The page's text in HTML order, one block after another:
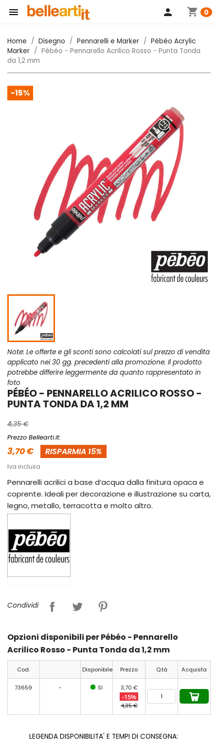
 shopping_cart 0
person
Home Disegno Pennarelli e Marker
Pébéo Acrylic
Marker
Pébéo - Pennarello Acrilico Rosso - Punta Tonda
da 1,2 mm
-15%
Note: Le offerte e gli sconti sono calcolati sul prezzo di vendita
applicato nei 30 gg. precedenti alla promozione. Il prodotto
potrebbe differire leggermente da quanto rappresentato in
foto
PÉBÉO - PENNARELLO ACRILICO ROSSO -
PUNTA TONDA DA 1,2 MM
4,35 €
Prezzo Bellearti.it:
3,70 € RISPARMIA 15%
Iva inclusa
Pennarelli acrilici a base d’acqua dalla finitura opaca e
coprente. Ideali per decorazione e illustrazione su carta,
legno, metallo, terracotta e molto altro.
Condividi
Opzioni disponibili per Pébéo - Pennarello
Acrilico Rosso - Punta Tonda da 1,2 mm
Cod. Disponibile Prezzo Q.tà Acquista
73659 - SI 3,70 €
-15%
4,35 €
LEGENDA DISPONIBILITA' E TEMPI DI CONSEGNA: